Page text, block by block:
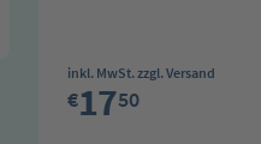
Regulärer Preis:
inkl. MwSt. zzgl. Versand
€1750